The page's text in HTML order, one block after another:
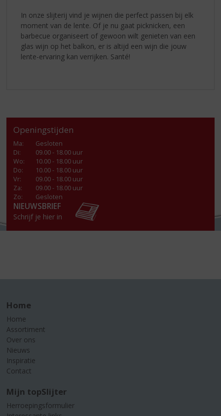
In onze slijterij vind je wijnen die perfect passen bij elk
moment van de lente. Of je nu gaat picknicken, een
barbecue organiseert of gewoon wilt genieten van een
glas wijn op het balkon, er is altijd een wijn die jouw
lente-ervaring kan verrijken. Santé!
Openingstijden
Ma:
Gesloten
Di:
09.00 - 18.00 uur
Wo:
10.00 - 18.00 uur
Do:
10.00 - 18.00 uur
Vr:
09.00 - 18.00 uur
Za:
09.00 - 18.00 uur
Zo:
Gesloten
NIEUWSBRIEF
Schrijf je hier in
Home
Home
Assortiment
Over ons
Nieuws
Inspiratie
Contact
Mijn topSlijter
Herroepingsformulier